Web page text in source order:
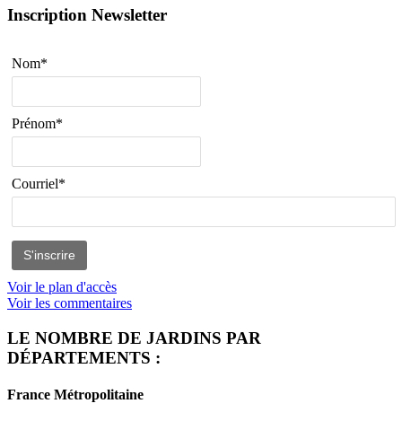
Inscription Newsletter
Nom*
Prénom*
Courriel*
Voir le plan d'accès
Voir les commentaires
LE NOMBRE DE JARDINS PAR
DÉPARTEMENTS :
France Métropolitaine